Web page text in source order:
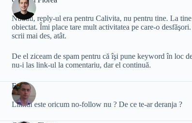
Nuuuu, reply-ul era pentru Calivita, nu pentru tine. La
obiectat. Îmi place tare mult activitatea pe care-o
scrii mai des, atât.
De el ziceam de spam pentru că îşi pune keyword în loc
nu-i las link-ul la comentariu, dar el continuă.
Eric
Linkul este oricum no-follow nu ? De ce te-ar deranja ?